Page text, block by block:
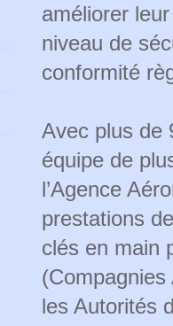
améliorer
niveau de
conformité
Avec plus de
équipe de
l’Agence
prestations
clés en main
les Autorités